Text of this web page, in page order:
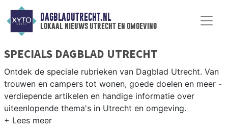
DAGBLADUTRECHT.NL
lokaal nieuws utrecht en omgeving
SPECIALS DAGBLAD UTRECHT
Ontdek de speciale rubrieken van Dagblad Utrecht. Van
trouwen en campers tot wonen, goede doelen en meer -
verdiepende artikelen en handige informatie over
uiteenlopende thema's in Utrecht en omgeving.